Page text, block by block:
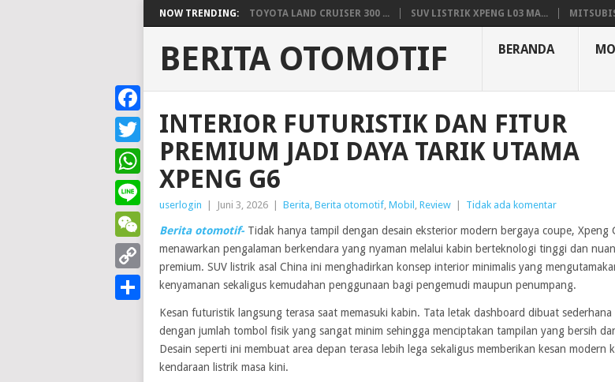
NOW TRENDING: TOYOTA LAND CRUISER 300 ... SUV LISTRIK XPENG L03 MA...
BERITA OTOMOTIF BERANDA
INTERIOR FUTURISTIK DAN FITUR
PREMIUM JADI DAYA TARIK UTAMA
XPENG G6
userlogin Juni 3, 2026 Berita, Berita otomotif, Mobil , Review Tidak ada komentar
Berita otomotif- Tidak hanya tampil dengan desain eksterior modern bergaya coupe, Xpeng
menawarkan pengalaman berkendara yang nyaman melalui kabin berteknologi tinggi dan
premium. SUV listrik asal China ini menghadirkan konsep interior minimalis yang
kenyamanan sekaligus kemudahan penggunaan bagi pengemudi maupun penumpang.
Kesan futuristik langsung terasa saat memasuki kabin. Tata letak dashboard dibuat sederhana
dengan jumlah tombol fisik yang sangat minim sehingga menciptakan tampilan yang bersih
Desain seperti ini membuat area depan terasa lebih lega sekaligus memberikan kesan modern
kendaraan listrik masa kini.
Facebook
Twitter
WhatsApp
Line
WeChat
Copy